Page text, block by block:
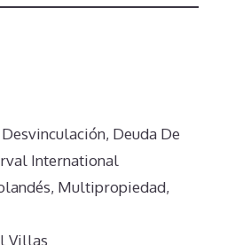
Desvinculación, Deuda De
International
, Multipropiedad,
Villas